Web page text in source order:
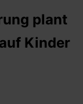
plant
Kinder